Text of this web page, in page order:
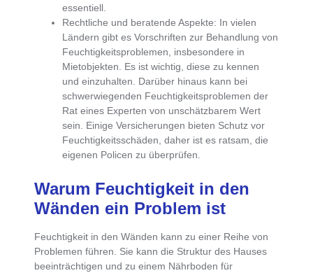
essentiell.
Rechtliche und beratende Aspekte: In vielen
Ländern gibt es Vorschriften zur Behandlung von
Feuchtigkeitsproblemen, insbesondere in
Mietobjekten. Es ist wichtig, diese zu kennen
und einzuhalten. Darüber hinaus kann bei
schwerwiegenden Feuchtigkeitsproblemen der
Rat eines Experten von unschätzbarem Wert
sein. Einige Versicherungen bieten Schutz vor
Feuchtigkeitsschäden, daher ist es ratsam, die
eigenen Policen zu überprüfen.
Warum Feuchtigkeit in den
Wänden ein Problem ist
Feuchtigkeit in den Wänden kann zu einer Reihe von
Problemen führen . Sie kann die Struktur des Hauses
beeinträchtigen und zu einem Nährboden für